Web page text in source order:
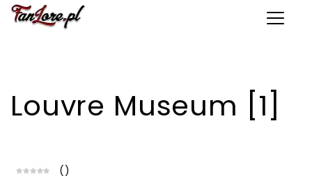
Toggle
Louvre Museum [1]
()